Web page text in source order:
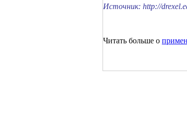
Источник: http://
Читать больше о